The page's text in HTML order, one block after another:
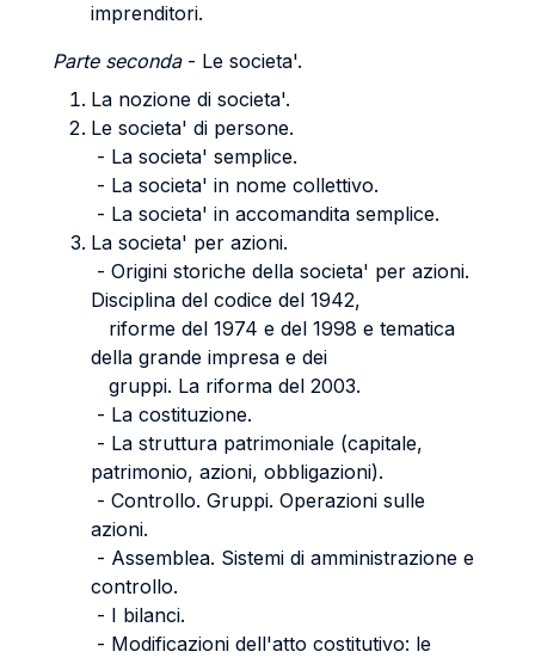
imprenditori.
Parte seconda- Le societa'.
La nozione di societa'.
Le societa' di persone.
- La societa' semplice.
- La societa' in nome collettivo.
- La societa' in accomandita semplice.
La societa' per azioni.
- Origini storiche della societa' per azioni.
Disciplina del codice del 1942,
riforme del 1974 e del 1998 e tematica
della grande impresa e dei
gruppi. La riforma del 2003.
- La costituzione.
- La struttura patrimoniale (capitale,
patrimonio, azioni, obbligazioni).
- Controllo. Gruppi. Operazioni sulle
azioni.
- Assemblea. Sistemi di amministrazione e
controllo.
- I bilanci.
- Modificazioni dell'atto costitutivo: le